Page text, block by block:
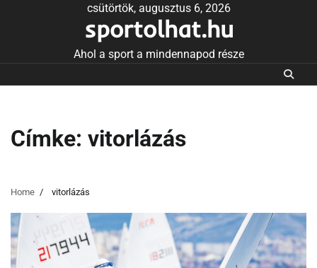
csütörtök, augusztus 6, 2026
sportolhat.hu
Ahol a sport a mindennapod része
Címke: vitorlázás
Home vitorlázás